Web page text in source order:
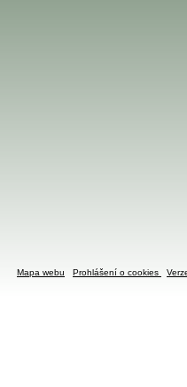
Mapa webu Prohlášení o cookies